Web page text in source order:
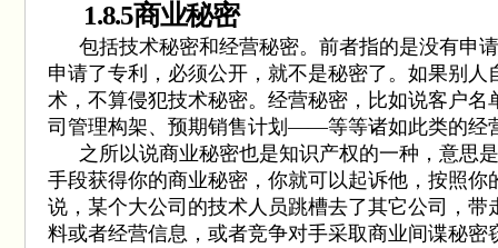
1.8.5商业秘密
包括技术秘密和经营秘密。前者指的是没有申
申请了专利，必须公开，就不是秘密了。如果别人
术，不算侵犯技术秘密。经营秘密，比如说客户名
司管理构架、预期销售计划——等等诸如此类的经
之所以说商业秘密也是知识产权的一种，意思
手段获得你的商业秘密，你就可以起诉他，按照你
说，某个大公司的技术人员跳槽去了其它公司，带
料或者经营信息，或者竞争对手采取商业间谍秘密